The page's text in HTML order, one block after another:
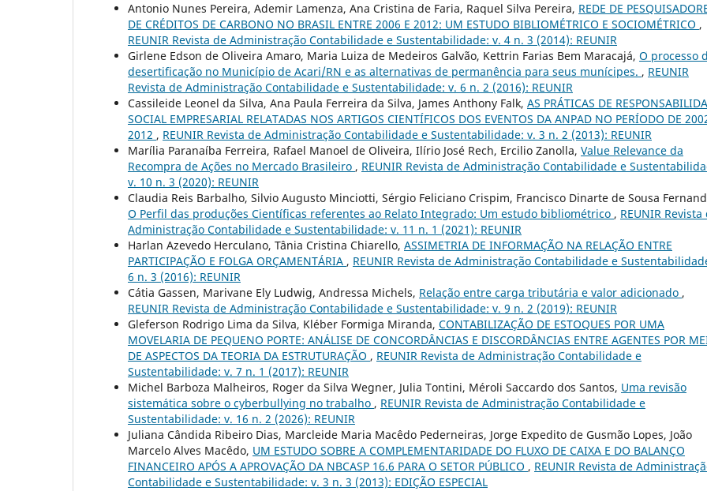
Antonio Nunes Pereira, Ademir Lamenza, Ana Cristina de Faria, Raquel Silva Pereira, REDE DE
DE CRÉDITOS DE CARBONO NO BRASIL ENTRE 2006 E 2012: UM ESTUDO BIBLIOMÉTRICO E SOCIOMÉTRICO ,
REUNIR Revista de Administração Contabilidade e Sustentabilidade: v. 4 n. 3 (2014): REUNIR
Girlene Edson de Oliveira Amaro, Maria Luiza de Medeiros Galvão, Kettrin Farias Bem Maracajá, O processo
desertificação no Município de Acari/RN e as alternativas de permanência para seus munícipes. , REUNIR
Revista de Administração Contabilidade e Sustentabilidade: v. 6 n. 2 (2016): REUNIR
Cassileide Leonel da Silva, Ana Paula Ferreira da Silva, James Anthony Falk, AS PRÁTICAS DE
SOCIAL EMPRESARIAL RELATADAS NOS ARTIGOS CIENTÍFICOS DOS EVENTOS DA ANPAD NO PERÍODO DE
2012 , REUNIR Revista de Administração Contabilidade e Sustentabilidade: v. 3 n. 2 (2013): REUNIR
Marília Paranaíba Ferreira, Rafael Manoel de Oliveira, Ilírio José Rech, Ercilio Zanolla, Value Relevance da
Recompra de Ações no Mercado Brasileiro , REUNIR Revista de Administração Contabilidade e
v. 10 n. 3 (2020): REUNIR
Claudia Reis Barbalho, Silvio Augusto Minciotti, Sérgio Feliciano Crispim, Francisco Dinarte de Sousa
O Perfil das produções Científicas referentes ao Relato Integrado: Um estudo bibliométrico , REUNIR Revista
Administração Contabilidade e Sustentabilidade: v. 11 n. 1 (2021): REUNIR
Harlan Azevedo Herculano, Tânia Cristina Chiarello, ASSIMETRIA DE INFORMAÇÃO NA RELAÇÃO ENTRE
PARTICIPAÇÃO E FOLGA ORÇAMENTÁRIA , REUNIR Revista de Administração Contabilidade e
6 n. 3 (2016): REUNIR
Cátia Gassen, Marivane Ely Ludwig, Andressa Michels, Relação entre carga tributária e valor adicionado ,
REUNIR Revista de Administração Contabilidade e Sustentabilidade: v. 9 n. 2 (2019): REUNIR
Gleferson Rodrigo Lima da Silva, Kléber Formiga Miranda, CONTABILIZAÇÃO DE ESTOQUES POR UMA
MOVELARIA DE PEQUENO PORTE: ANÁLISE DE CONCORDÂNCIAS E DISCORDÂNCIAS ENTRE AGENTES POR
DE ASPECTOS DA TEORIA DA ESTRUTURAÇÃO , REUNIR Revista de Administração Contabilidade e
Sustentabilidade: v. 7 n. 1 (2017): REUNIR
Michel Barboza Malheiros, Roger da Silva Wegner, Julia Tontini, Méroli Saccardo dos Santos, Uma revisão
sistemática sobre o cyberbullying no trabalho , REUNIR Revista de Administração Contabilidade e
Sustentabilidade: v. 16 n. 2 (2026): REUNIR
Juliana Cândida Ribeiro Dias, Marcleide Maria Macêdo Pederneiras, Jorge Expedito de Gusmão Lopes, João
Marcelo Alves Macêdo, UM ESTUDO SOBRE A COMPLEMENTARIDADE DO FLUXO DE CAIXA E DO BALANÇO
FINANCEIRO APÓS A APROVAÇÃO DA NBCASP 16.6 PARA O SETOR PÚBLICO , REUNIR Revista de
Contabilidade e Sustentabilidade: v. 3 n. 3 (2013): EDIÇÃO ESPECIAL